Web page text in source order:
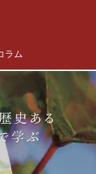
ラム